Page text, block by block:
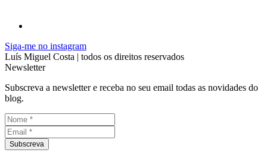
Siga-me no instagram
Luís Miguel Costa | todos os direitos reservados
Newsletter
Subscreva a newsletter e receba no seu email todas as novidades do
blog.